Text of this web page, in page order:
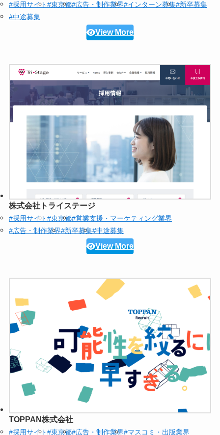
#採用サイト#東京都#広告・制作業界#インターン募集#新卒募集
#中途募集
View More
株式会社トライステージ
#採用サイト#東京都#営業支援・マーケティング業界
#広告・制作業界#新卒募集#中途募集
View More
TOPPAN株式会社
#採用サイト#東京都#広告・制作業界#マスコミ・出版業界